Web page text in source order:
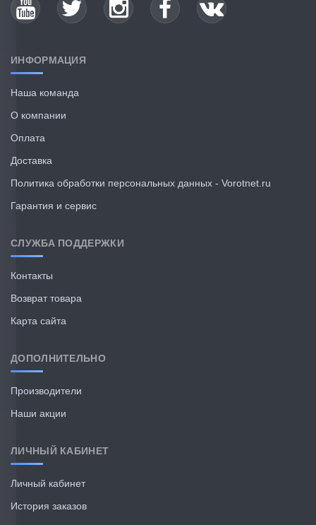
ИНФОРМАЦИЯ
Наша команда
О компании
Оплата
Доставка
Политика обработки персональных данных - Vorotnet.ru
Гарантия и сервис
СЛУЖБА ПОДДЕРЖКИ
Контакты
Возврат товара
Карта сайта
ДОПОЛНИТЕЛЬНО
Производители
Наши акции
ЛИЧНЫЙ КАБИНЕТ
Личный кабинет
История заказов